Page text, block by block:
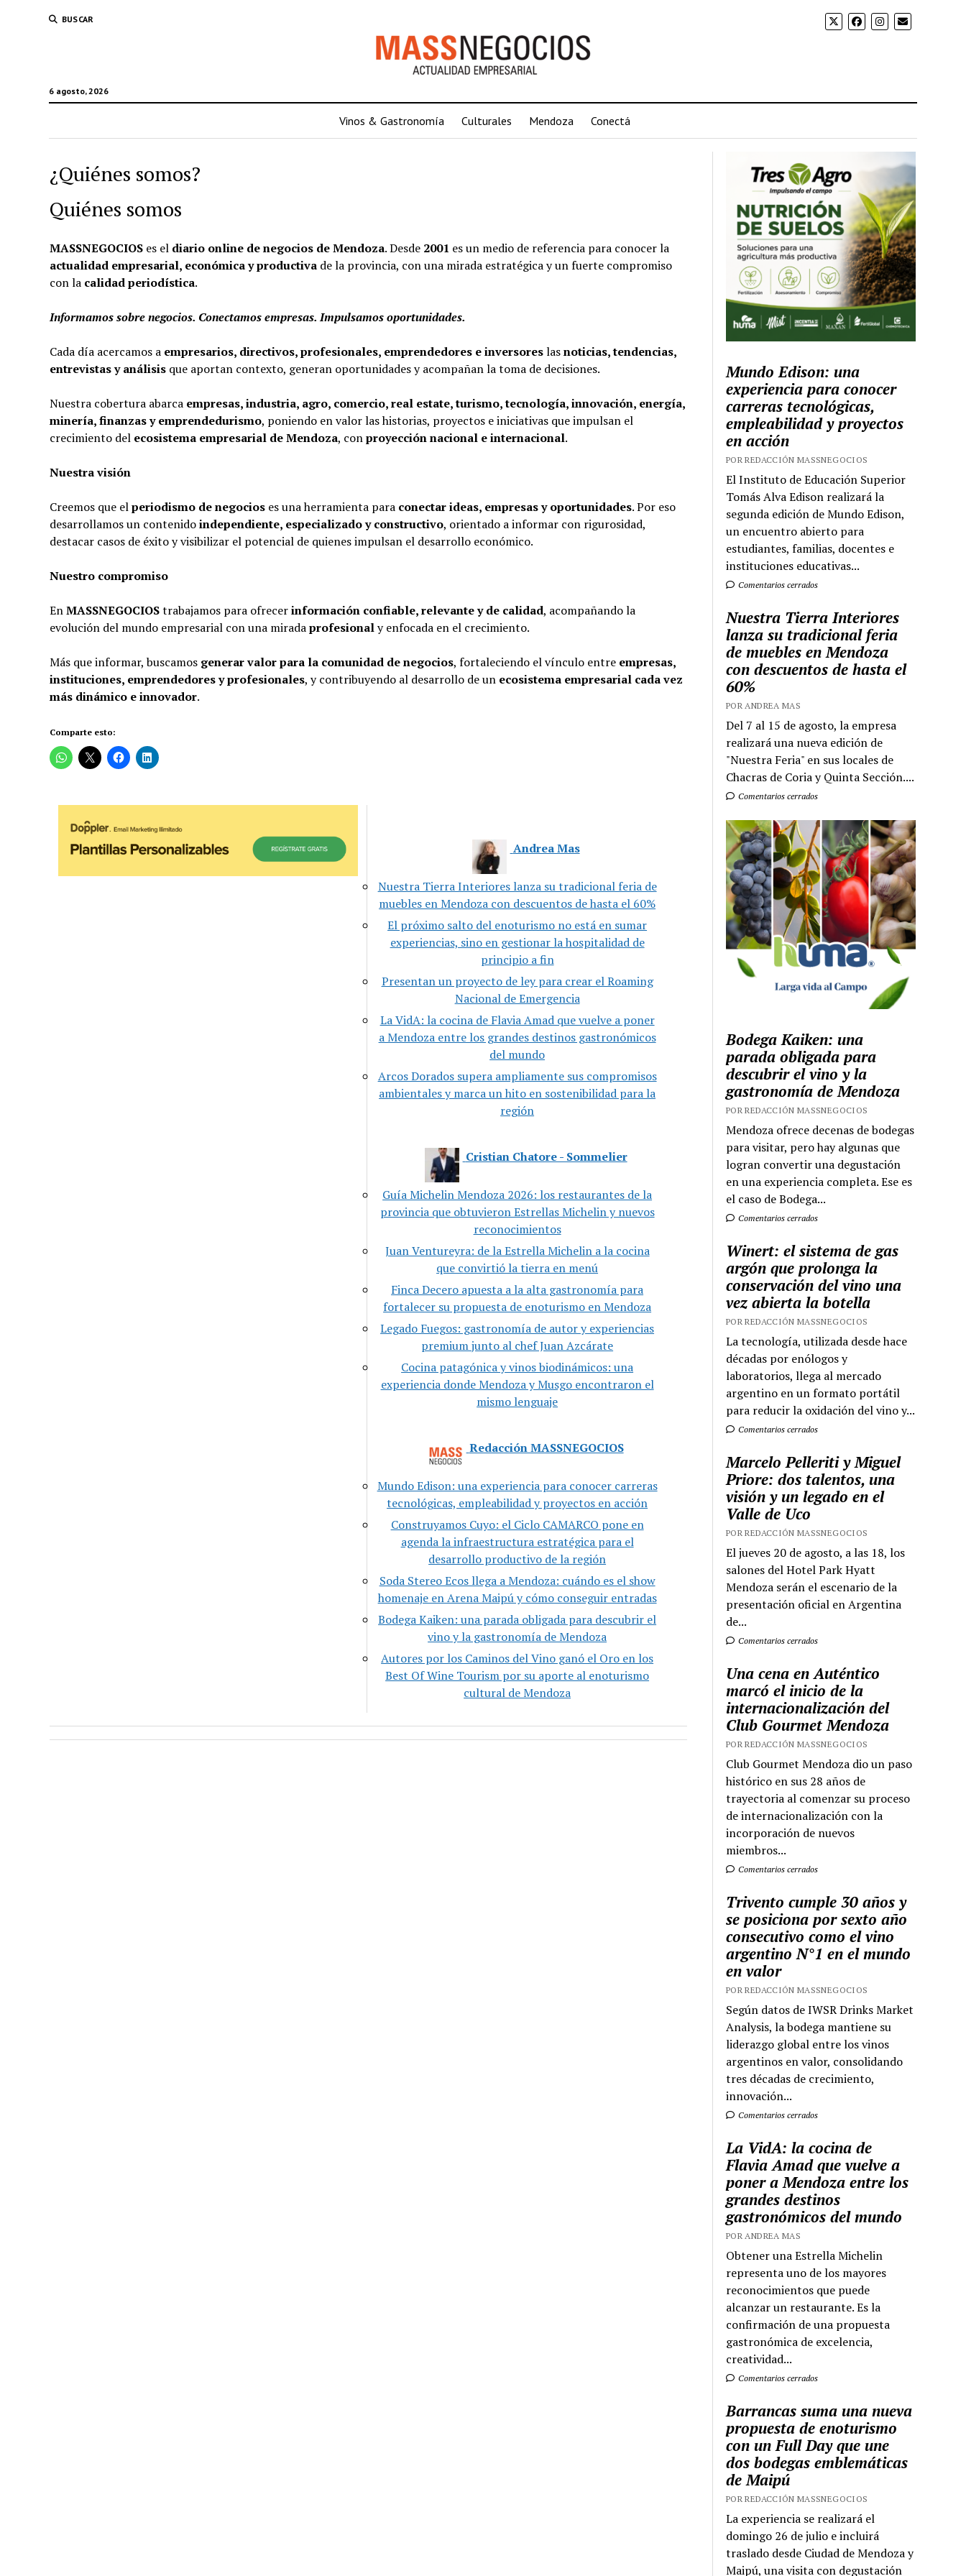
BUSCAR
6 agosto, 2026
Vinos & Gastronomía Culturales Mendoza Conectá
¿Quiénes somos?
Quiénes somos
MASSNEGOCIOSes el diario online de negocios de Mendoza. Desde 2001 es un medio de referencia para conocer la
actualidad empresarial, económica y productivade la provincia, con una mirada estratégica y un fuerte compromiso
con la calidad periodística.
Informamos sobre negocios. Conectamos empresas. Impulsamos oportunidades.
Cada día acercamos a empresarios, directivos, profesionales, emprendedores e inversoreslasnoticias, tendencias,
entrevistas y análisisque aportan contexto, generan oportunidades y acompañan la toma de decisiones.
Nuestra cobertura abarca empresas, industria, agro, comercio, real estate, turismo, tecnología, innovación, energía,
minería, finanzas y emprendedurismo, poniendo en valor las historias, proyectos e iniciativas que impulsan el
crecimiento del ecosistema empresarial de Mendoza, conproyección nacional e internacional.
Nuestra visión
Creemos que elperiodismo de negocioses una herramienta para conectar ideas, empresas y oportunidades. Por eso
desarrollamos un contenidoindependiente, especializado y constructivo, orientado a informar con rigurosidad,
destacar casos de éxito y visibilizar el potencial de quienes impulsan el desarrollo económico.
Nuestro compromiso
EnMASSNEGOCIOStrabajamos para ofrecerinformación confiable, relevante y de calidad, acompañando la
evolución del mundo empresarial con una miradaprofesionaly enfocada en el crecimiento.
Más que informar, buscamos generar valor para la comunidad de negocios, fortaleciendo el vínculo entre empresas,
instituciones, emprendedores y profesionales, y contribuyendo al desarrollo de un ecosistema empresarial cada vez
más dinámico e innovador.
Comparte esto:
Andrea Mas
Nuestra Tierra Interiores lanza su tradicional feria de
muebles en Mendoza con descuentos de hasta el 60%
El próximo salto del enoturismo no está en sumar
experiencias, sino en gestionar la hospitalidad de
principio a fin
Presentan un proyecto de ley para crear el Roaming
Nacional de Emergencia
La VidA: la cocina de Flavia Amad que vuelve a poner
a Mendoza entre los grandes destinos gastronómicos
del mundo
Arcos Dorados supera ampliamente sus compromisos
ambientales y marca un hito en sostenibilidad para la
región
Cristian Chatore - Sommelier
Guía Michelin Mendoza 2026: los restaurantes de la
provincia que obtuvieron Estrellas Michelin y nuevos
reconocimientos
Juan Ventureyra: de la Estrella Michelin a la cocina
que convirtió la tierra en menú
Finca Decero apuesta a la alta gastronomía para
fortalecer su propuesta de enoturismo en Mendoza
Legado Fuegos: gastronomía de autor y experiencias
premium junto al chef Juan Azcárate
Cocina patagónica y vinos biodinámicos: una
experiencia donde Mendoza y Musgo encontraron el
mismo lenguaje
Redacción MASSNEGOCIOS
Mundo Edison: una experiencia para conocer carreras
tecnológicas, empleabilidad y proyectos en acción
Construyamos Cuyo: el Ciclo CAMARCO pone en
agenda la infraestructura estratégica para el
desarrollo productivo de la región
Soda Stereo Ecos llega a Mendoza: cuándo es el show
homenaje en Arena Maipú y cómo conseguir entradas
Bodega Kaiken: una parada obligada para descubrir el
vino y la gastronomía de Mendoza
Autores por los Caminos del Vino ganó el Oro en los
Best Of Wine Tourism por su aporte al enoturismo
cultural de Mendoza
Mundo Edison: una
experiencia para conocer
carreras tecnológicas,
empleabilidad y proyectos
en acción
POR REDACCIÓN MASSNEGOCIOS
El Instituto de Educación Superior
Tomás Alva Edison realizará la
segunda edición de Mundo Edison,
un encuentro abierto para
estudiantes, familias, docentes e
instituciones educativas...
Comentarios cerrados
Nuestra Tierra Interiores
lanza su tradicional feria
de muebles en Mendoza
con descuentos de hasta el
60%
POR ANDREA MAS
Del 7 al 15 de agosto, la empresa
realizará una nueva edición de
"Nuestra Feria" en sus locales de
Chacras de Coria y Quinta Sección....
Comentarios cerrados
Bodega Kaiken: una
parada obligada para
descubrir el vino y la
gastronomía de Mendoza
POR REDACCIÓN MASSNEGOCIOS
Mendoza ofrece decenas de bodegas
para visitar, pero hay algunas que
logran convertir una degustación
en una experiencia completa. Ese es
el caso de Bodega...
Comentarios cerrados
Winert: el sistema de gas
argón que prolonga la
conservación del vino una
vez abierta la botella
POR REDACCIÓN MASSNEGOCIOS
La tecnología, utilizada desde hace
décadas por enólogos y
laboratorios, llega al mercado
argentino en un formato portátil
para reducir la oxidación del vino y...
Comentarios cerrados
Marcelo Pelleriti y Miguel
Priore: dos talentos, una
visión y un legado en el
Valle de Uco
POR REDACCIÓN MASSNEGOCIOS
El jueves 20 de agosto, a las 18, los
salones del Hotel Park Hyatt
Mendoza serán el escenario de la
presentación oficial en Argentina
de...
Comentarios cerrados
Una cena en Auténtico
marcó el inicio de la
internacionalización del
Club Gourmet Mendoza
POR REDACCIÓN MASSNEGOCIOS
Club Gourmet Mendoza dio un paso
histórico en sus 28 años de
trayectoria al comenzar su proceso
de internacionalización con la
incorporación de nuevos
miembros...
Comentarios cerrados
Trivento cumple 30 años y
se posiciona por sexto año
consecutivo como el vino
argentino N°1 en el mundo
en valor
POR REDACCIÓN MASSNEGOCIOS
Según datos de IWSR Drinks Market
Analysis, la bodega mantiene su
liderazgo global entre los vinos
argentinos en valor, consolidando
tres décadas de crecimiento,
innovación...
Comentarios cerrados
La VidA: la cocina de
Flavia Amad que vuelve a
poner a Mendoza entre los
grandes destinos
gastronómicos del mundo
POR ANDREA MAS
Obtener una Estrella Michelin
representa uno de los mayores
reconocimientos que puede
alcanzar un restaurante. Es la
confirmación de una propuesta
gastronómica de excelencia,
creatividad...
Comentarios cerrados
Barrancas suma una nueva
propuesta de enoturismo
con un Full Day que une
dos bodegas emblemáticas
de Maipú
POR REDACCIÓN MASSNEGOCIOS
La experiencia se realizará el
domingo 26 de julio e incluirá
traslado desde Ciudad de Mendoza y
Maipú, una visita con degustación